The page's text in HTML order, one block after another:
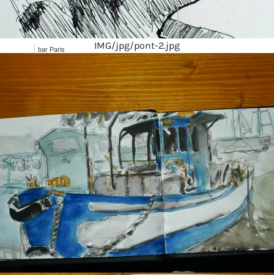
bar Paris IMG/jpg/pont-2.jpg
pont dâ€™avignon